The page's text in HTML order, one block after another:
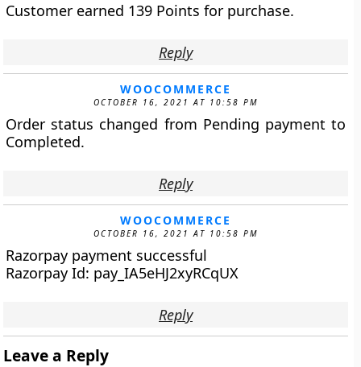
Customer earned 139 Points for purchase.
Reply
WOOCOMMERCE
OCTOBER 16, 2021 AT 10:58 PM
Order status changed from Pending payment to
Completed.
Reply
WOOCOMMERCE
OCTOBER 16, 2021 AT 10:58 PM
Razorpay payment successful
Razorpay Id: pay_IA5eHJ2xyRCqUX
Reply
Leave a Reply